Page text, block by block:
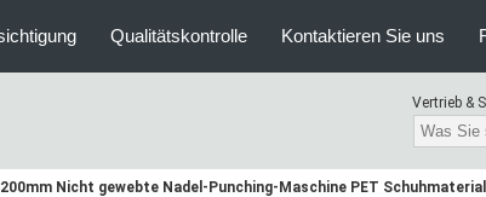
Qualitätskontrolle Kontaktieren Sie uns
Vertrieb &
Nicht gewebte Nadel-Punching-Maschine PET